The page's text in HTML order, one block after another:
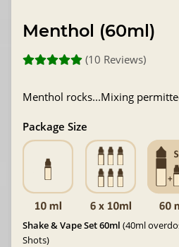
Menthol (60ml)
(10 Reviews)
Menthol rocks...Mixing
Package Size
Shake & Vape Set 60ml (40ml
Shots)